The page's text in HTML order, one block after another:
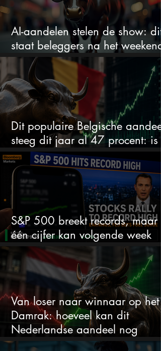
AI-aandelen stelen de show: dit
staat beleggers na het weekend
te wachten
Dit populaire Belgische aandeel
steeg dit jaar al 47 procent: is
ruimte voor meer?
S&P 500 breekt records, maar
één cijfer kan volgende week
alles veranderen
Van loser naar winnaar op het
Damrak: hoeveel kan dit
Nederlandse aandeel nog
stijgen?